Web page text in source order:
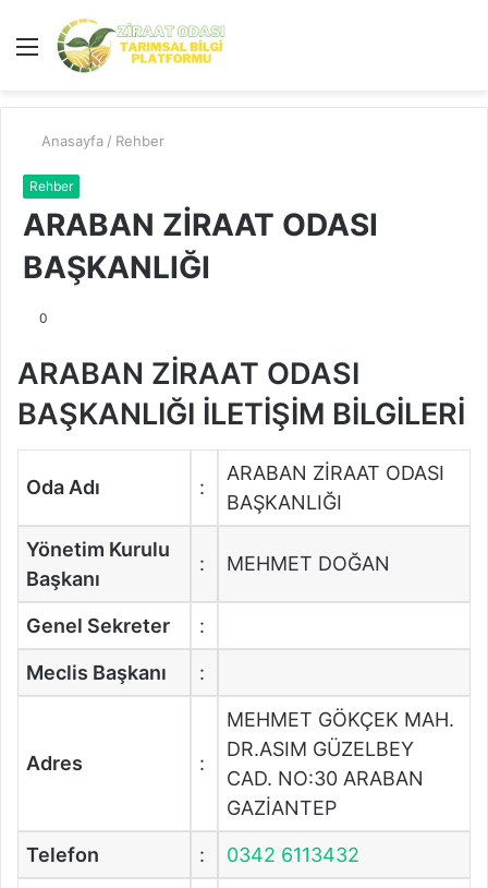
Menü
...
Anasayfa / Rehber
Rehber
ARABAN ZİRAAT ODASI
BAŞKANLIĞI
0
ARABAN ZİRAAT ODASI
BAŞKANLIĞI İLETİŞİM BİLGİLERİ
Oda Adı :
ARABAN ZİRAAT ODASI
BAŞKANLIĞI
Yönetim Kurulu
Başkanı
: MEHMET DOĞAN
Genel Sekreter :
Meclis Başkanı :
Adres :
MEHMET GÖKÇEK MAH.
DR.ASIM GÜZELBEY
CAD. NO:30 ARABAN
GAZİANTEP
Telefon : 0342 6113432